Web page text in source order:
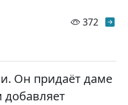
372
Он придаёт даме